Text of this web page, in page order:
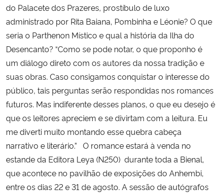
do Palacete dos Prazeres, prostíbulo de luxo
administrado por Rita Baiana, Pombinha e Léonie? O que
seria o Parthenon Místico e qual a história da Ilha do
Desencanto? “Como se pode notar, o que proponho é
um diálogo direto com os autores da nossa tradição e
suas obras. Caso consigamos conquistar o interesse do
público, tais perguntas serão respondidas nos romances
futuros. Mas indiferente desses planos, o que eu desejo é
que os leitores apreciem e se divirtam com a leitura. Eu
me diverti muito montando esse quebra cabeça
narrativo e literário.” O romance estará à venda no
estande da Editora Leya (N250) durante toda a Bienal,
que acontece no pavilhão de exposições do Anhembi,
entre os dias 22 e 31 de agosto. A sessão de autógrafos